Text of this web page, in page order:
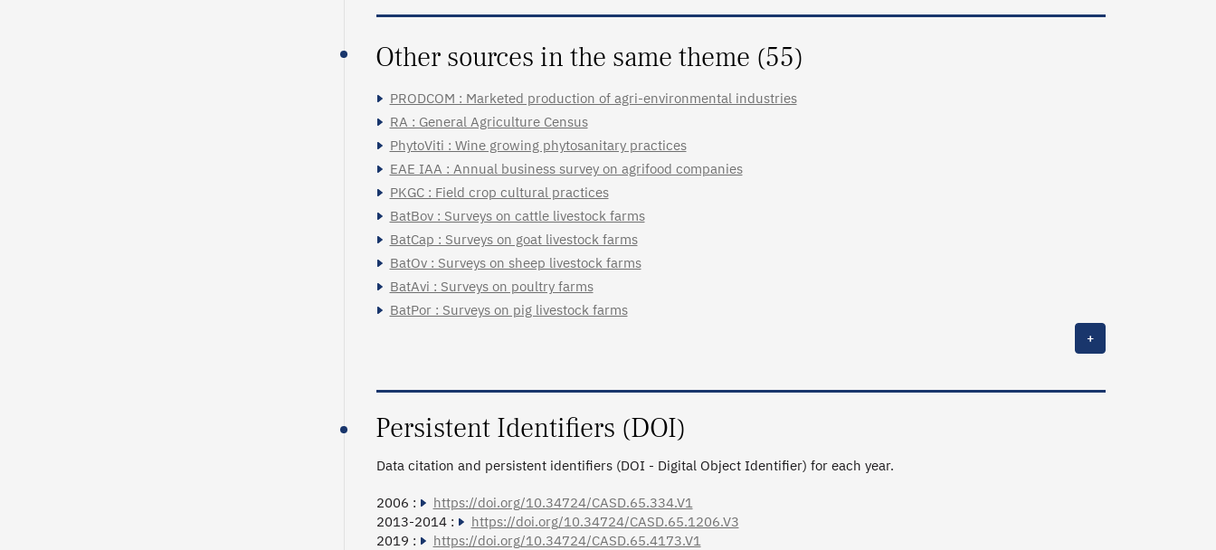
Other sources in the same theme (55)
PRODCOM : Marketed production of agri-environmental industries
RA : General Agriculture Census
PhytoViti : Wine growing phytosanitary practices
EAE IAA : Annual business survey on agrifood companies
PKGC : Field crop cultural practices
BatBov : Surveys on cattle livestock farms
BatCap : Surveys on goat livestock farms
BatOv : Surveys on sheep livestock farms
BatAvi : Surveys on poultry farms
BatPor : Surveys on pig livestock farms
+
Persistent Identifiers (DOI)
Data citation and persistent identifiers (DOI - Digital Object Identifier) for each year.
2006 :
https://doi.org/10.34724/CASD.65.334.V1
2013-2014 :
https://doi.org/10.34724/CASD.65.1206.V3
2019 :
https://doi.org/10.34724/CASD.65.4173.V1